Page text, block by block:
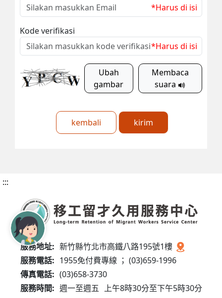
*Harus di isi
Kode verifikasi
*Harus di isi
Ubah
gambar
Membaca
suara
kembali kirim
:::
服務地址: 新竹縣竹北市高鐵八路195號1樓
服務電話: 1955免付費專線 ； (03)659-1996
傳真電話: (03)658-3730
服務時間: 週一至週五 上午8時30分至下午5時30分